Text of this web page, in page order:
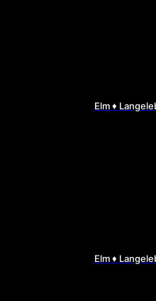
Elm ♦
Elm ♦